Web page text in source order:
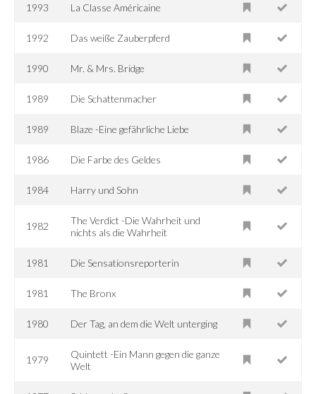
1993 La Classe Américaine
1992 Das weiße Zauberpferd
1990 Mr. & Mrs. Bridge
1989 Die Schattenmacher
1989 Blaze -Eine gefährliche Liebe
1986 Die Farbe des Geldes
1984 Harry und Sohn
1982
The Verdict -Die Wahrheit und
nichts als die Wahrheit
1981 Die Sensationsreporterin
1981 The Bronx
1980 Der Tag, an dem die Welt unterging
1979
Quintett -Ein Mann gegen die ganze
Welt